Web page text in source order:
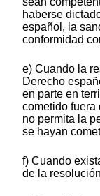
haberse
español, la
conformidad
e) Cuando la
Derecho
en parte en
cometido fuera
no permita la
se hayan
f) Cuando
de la